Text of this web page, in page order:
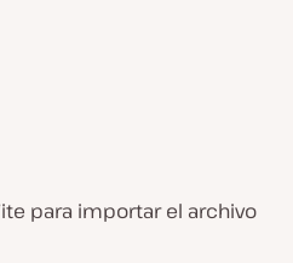
para importar el archivo